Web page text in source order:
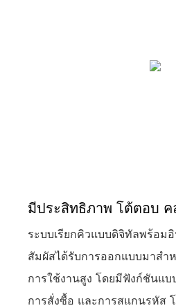
มีประสิทธิภาพ โต้ตอบ ค
ระบบเรียกคิวแบบดิจิทัลพร้อม
สัมผัสได้รับการออกแบบมาส
การใช้งานสูง โดยมีฟังก์ชันแบ
การสั่งซื้อ และการสแกนรหัส